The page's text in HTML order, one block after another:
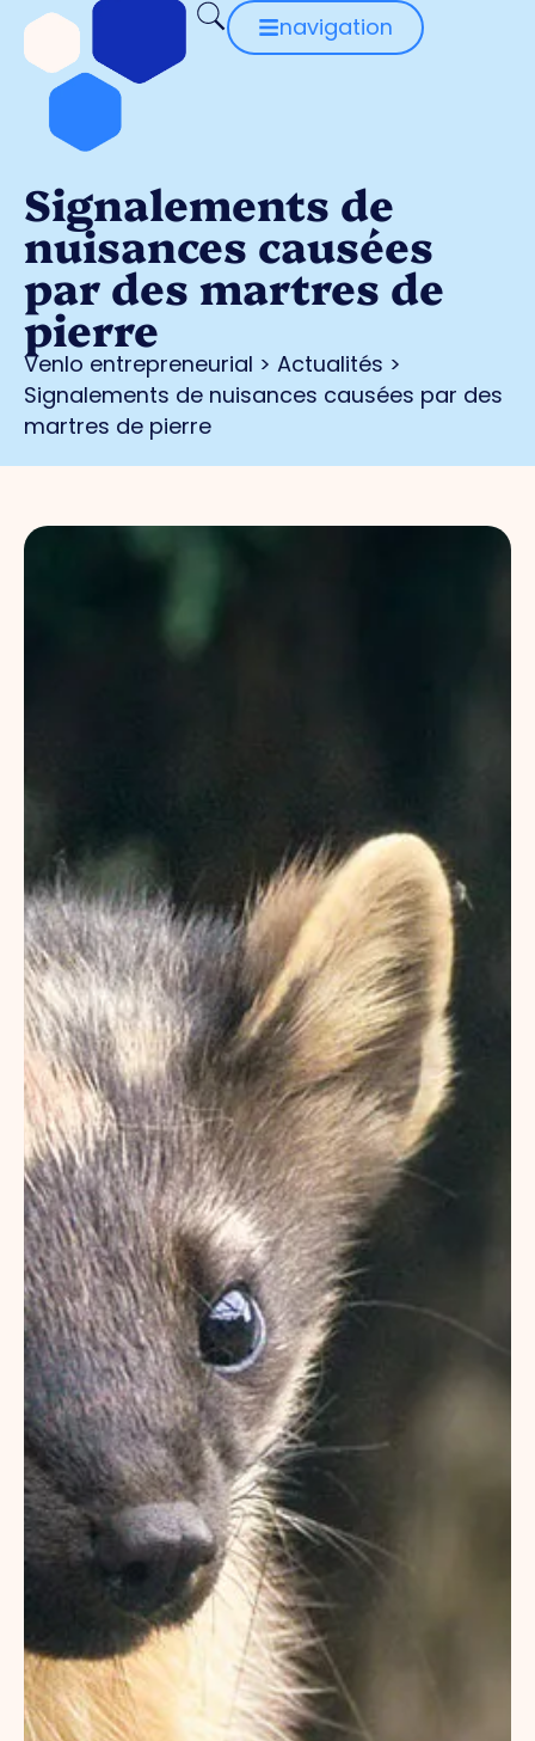
navigation
Signalements de
nuisances causées
par des martres de
pierre
Venlo entrepreneurial > Actualités >
Signalements de nuisances causées par des
martres de pierre